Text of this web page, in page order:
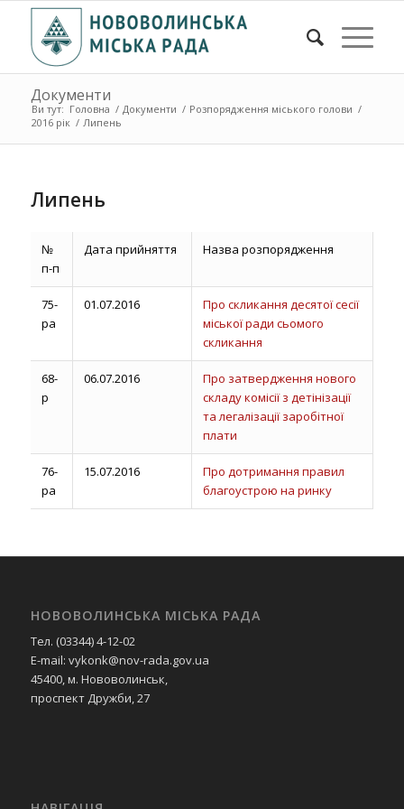
Документи
Ви тут: Головна / Документи / Розпорядження міського голови /
2016 рік / Липень
Липень
№
п-п
Дата прийняття Назва розпорядження
75-
ра
01.07.2016
Про скликання десятої сесії
міської ради сьомого
скликання
68-
р
06.07.2016
Про затвердження нового
складу комісії з детінізації
та легалізації заробітної
плати
76-
ра
15.07.2016
Про дотримання правил
благоустрою на ринку
НОВОВОЛИНСЬКА МІСЬКА РАДА
Тел. (03344) 4-12-02
E-mail: vykonk@nov-rada.gov.ua
45400, м. Нововолинськ,
проспект Дружби, 27